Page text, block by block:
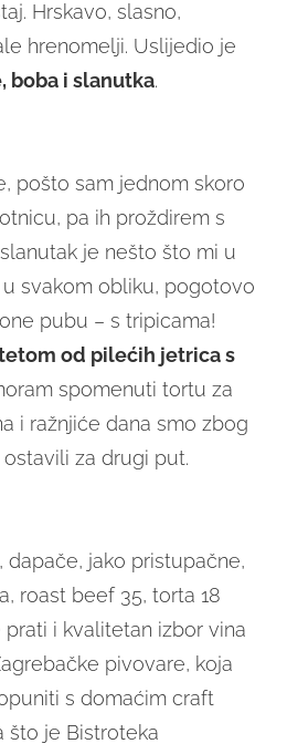
Hrskavo, slasno,
hrenomelji. Uslijedio je
boba i slanutka.
pošto sam jednom skoro
pa ih proždirem s
je nešto što mi u
svakom obliku, pogotovo
pubu – s tripicama!
od pilećih jetrica s
spomenuti tortu za
i ražnjiće dana smo zbog
za drugi put.
dapače, jako pristupačne,
roast beef 35, torta 18
prati i kvalitetan izbor vina
pivovare, koja
s domaćim craft
što je Bistroteka